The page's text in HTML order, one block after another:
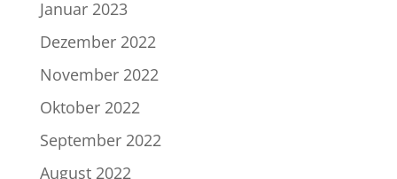
Januar 2023
Dezember 2022
November 2022
Oktober 2022
September 2022
August 2022